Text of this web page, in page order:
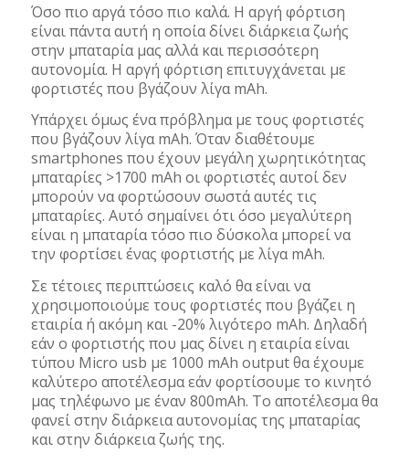
Όσο πιο αργά τόσο πιο καλά. Η αργή φόρτιση
είναι πάντα αυτή η οποία δίνει διάρκεια ζωής
στην μπαταρία μας αλλά και περισσότερη
αυτονομία. Η αργή φόρτιση επιτυγχάνεται με
φορτιστές που βγάζουν λίγα mAh.
Υπάρχει όμως ένα πρόβλημα με τους φορτιστές
που βγάζουν λίγα mAh. Όταν διαθέτουμε
smartphones που έχουν μεγάλη χωρητικότητας
μπαταρίες >1700 mAh οι φορτιστές αυτοί δεν
μπορούν να φορτώσουν σωστά αυτές τις
μπαταρίες. Αυτό σημαίνει ότι όσο μεγαλύτερη
είναι η μπαταρία τόσο πιο δύσκολα μπορεί να
την φορτίσει ένας φορτιστής με λίγα mAh.
Σε τέτοιες περιπτώσεις καλό θα είναι να
χρησιμοποιούμε τους φορτιστές που βγάζει η
εταιρία ή ακόμη και -20% λιγότερο mAh. Δηλαδή
εάν ο φορτιστής που μας δίνει η εταιρία είναι
τύπου Micro usb με 1000 mAh output θα έχουμε
καλύτερο αποτέλεσμα εάν φορτίσουμε το κινητό
μας τηλέφωνο με έναν 800mAh. Το αποτέλεσμα θα
φανεί στην διάρκεια αυτονομίας της μπαταρίας
και στην διάρκεια ζωής της.